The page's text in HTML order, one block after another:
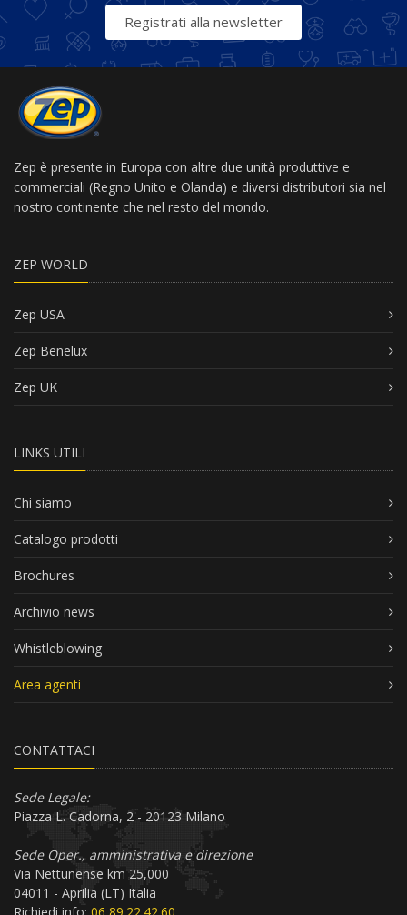
Registrati alla newsletter
Zep è presente in Europa con altre due unità produttive e
commerciali (Regno Unito e Olanda) e diversi distributori sia nel
nostro continente che nel resto del mondo.
ZEP WORLD
Zep USA
Zep Benelux
Zep UK
LINKS UTILI
Chi siamo
Catalogo prodotti
Brochures
Archivio news
Whistleblowing
Area agenti
CONTATTACI
Sede Legale:
Piazza L. Cadorna, 2 - 20123 Milano
Sede Oper., amministrativa e direzione
Via Nettunense km 25,000
04011 - Aprilia (LT) Italia